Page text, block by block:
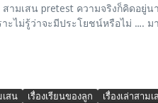
ามเสน pretest ความจริงก็คิดอยู่
ะไม่รู้ว่าจะมีประโยชน์หรือไม่ ….
เสน เรื่องเรียนของลูก เรื่องเล่าสามเ